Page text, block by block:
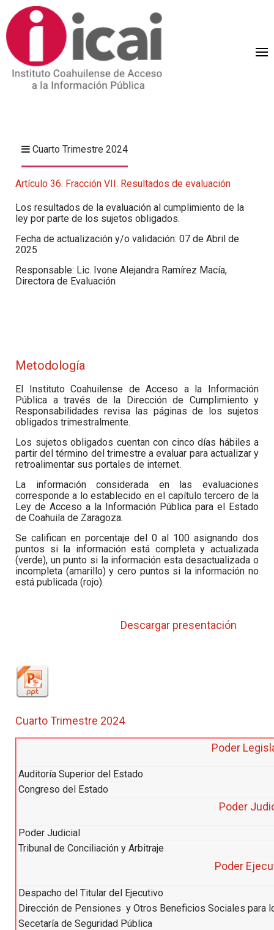
Cuarto Trimestre 2024
Artículo 36. Fracción VII. Resultados de evaluación
Los resultados de la evaluación al cumplimiento de la
ley por parte de los sujetos obligados.
Fecha de actualización y/o validación: 07 de Abril de
2025
Responsable: Lic. Ivone Alejandra Ramírez Macía,
Directora de Evaluación
Metodología
El Instituto Coahuilense de Acceso a la Información
Pública a través de la Dirección de Cumplimiento y
Responsabilidades revisa las páginas de los sujetos
obligados trimestralmente.
Los sujetos obligados cuentan con cinco días hábiles a
partir del término del trimestre a evaluar para actualizar y
retroalimentar sus portales de internet.
La información considerada en las evaluaciones
corresponde a lo establecido en el capítulo tercero de la
Ley de Acceso a la Información Pública para el Estado
de Coahuila de Zaragoza.
Se califican en porcentaje del 0 al 100 asignando dos
puntos si la información está completa y actualizada
(verde), un punto si la información esta desactualizada o
incompleta (amarillo) y cero puntos si la información no
está publicada (rojo).
Descargar presentación
Cuarto Trimestre 2024
Poder
Auditoría Superior del Estado
Congreso del Estado
Poder
Poder Judicial
Tribunal de Conciliación y Arbitraje
Poder
Despacho del Titular del Ejecutivo
Dirección de Pensiones y Otros Beneficios Sociales para
Secetaría de Seguridad Pública